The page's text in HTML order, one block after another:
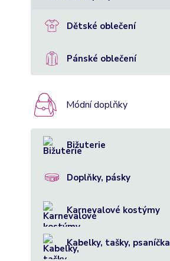
Dětské oblečení
Pánské oblečení
Módní doplňky
Bižuterie
Doplňky, pásky
Karnevalové kostýmy
Kabelky, tašky, psaníčka